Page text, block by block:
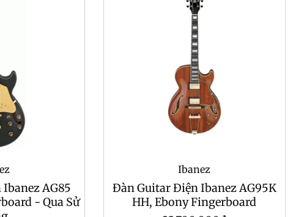
AG85
- Qua Sử
Ibanez
Đàn Guitar Điện Ibanez AG95K
HH, Ebony Fingerboard